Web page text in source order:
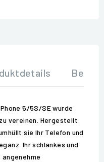
5/5S/SE wurde
vereinen. Hergestellt
sie Ihr Telefon und
Ihr schlankes und